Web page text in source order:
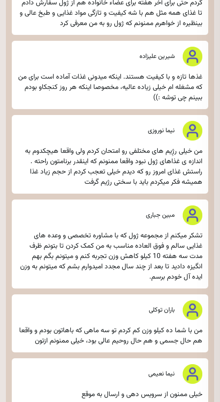
کردم حتی برای آخر هفته برای عضاء خانواده هم از ژول سفارش دادم
تا غذای همه مثل هم با شه کیفیت و تازگی مواد غذایی و طبخ عالی و
بینظیره از خواهرم ممنونم که ژول رو به من معرفی کرد
شیرین علیزاده
غذها تازه و با کیفیت هستند. اینکه میدونی غذات آماده است برای من
که مشغله ام خیلی زیاده عالیه، مخصوصا اینکه هر روز کنجکاو بودم
ببینم چی توشه :))
نیما نوروزی
من خیلی رژِیم های مختلفی رو امتحان کردم ولی واقعا هیچکدوم به
اندازه ی غذاهای ژول نبود واقعا ممنونم که اینقدر برنامتون راحته .
راستش غذای امروز رو که دیدم خیلی تعجب کردم از حجم زیاد غذا
همیشه فکر میکردم باید با سختی رژیم گرفت
مبین جباری
تشکر میکنم از مجموعه ژول که با مشاوره تخصصی و وعده های
غذایی سالم و فوق العاده مناسب به من کمک کردن تا بتونم ظرف
مدت سه هفته 10 کیلو کاهش وزن تجربه کنم و میتونم بگم بهم
انگیزه دادید تا بعد از چند سال مجدد امیدوارم بشم که میتونم به وزن
ایده آل خودم برسم.
باران توکلی
من با شما ده کیلو وزن کم کردم تو سه ماهی که باهاتون بودم و واقعا
هم حال جسمی و هم حال روحیم عالی بود، خیلی ممنونم ازتون
نیما نعیمی
خیلی ممنون از سرویس دهی و ارسال به موقع